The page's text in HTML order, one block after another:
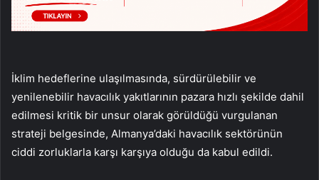
İklim hedeflerine ulaşılmasında, sürdürülebilir ve
yenilenebilir havacılık yakıtlarının pazara hızlı şekilde dahil
edilmesi kritik bir unsur olarak görüldüğü vurgulanan
strateji belgesinde, Almanya’daki havacılık sektörünün
ciddi zorluklarla karşı karşıya olduğu da kabul edildi.